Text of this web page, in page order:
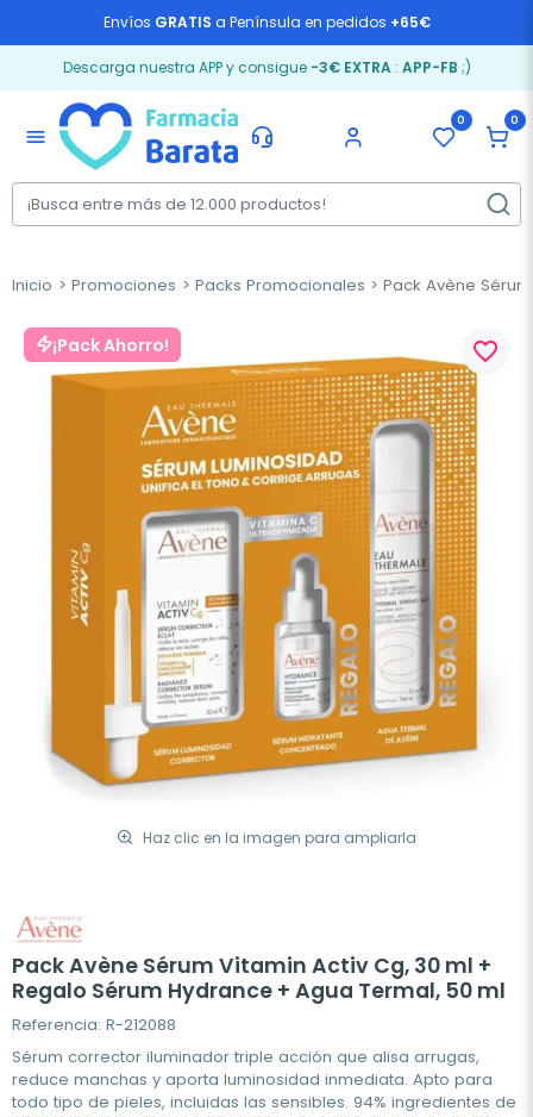
Envíos GRATIS a Península en pedidos +65€
Descarga nuestra APP y consigue -3€ EXTRA: APP-FB ;)
menu
0 0
Inicio Promociones Packs Promocionales Pack Avène
¡Pack Ahorro!
Haz clic en la imagen para ampliarla
favorite_border
Pack Avène Sérum Vitamin Activ Cg, 30 ml +
Regalo Sérum Hydrance + Agua Termal, 50 ml
Referencia: R-212088
Sérum corrector iluminador triple acción que alisa arrugas,
reduce manchas y aporta luminosidad inmediata. Apto para
todo tipo de pieles, incluidas las sensibles. 94% ingredientes de